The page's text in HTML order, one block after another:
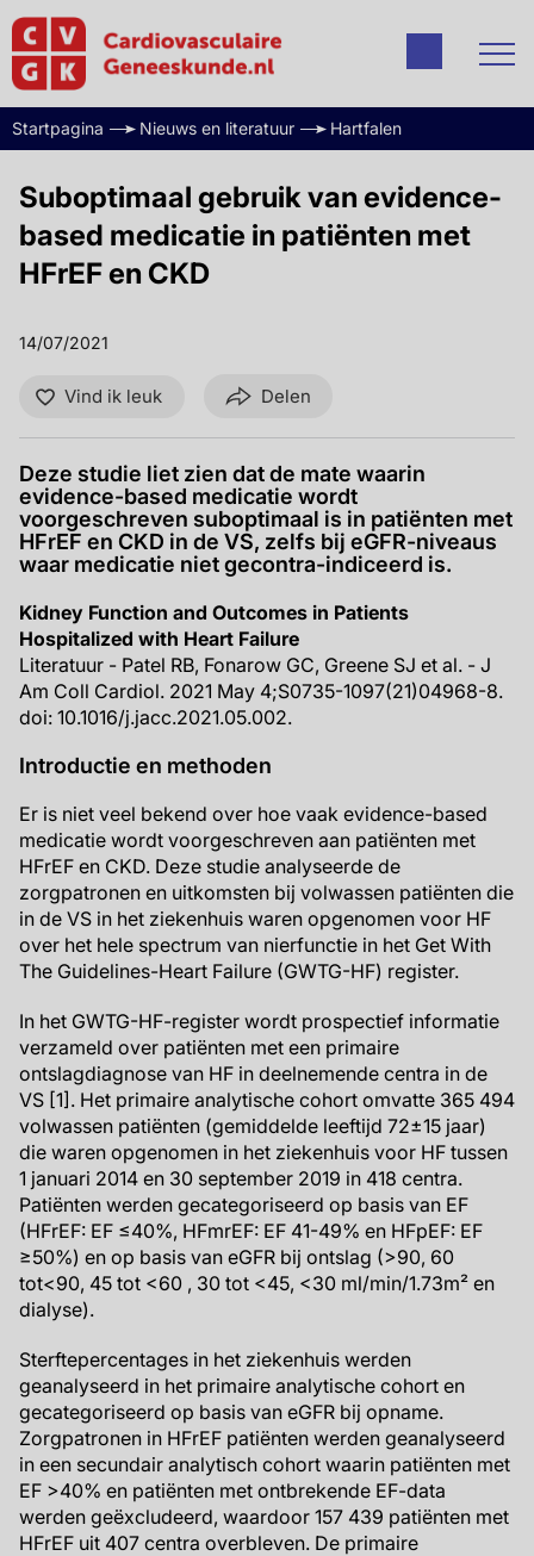
Startpagina Nieuws en literatuur Hartfalen
Suboptimaal gebruik van evidence-
based medicatie in patiënten met
HFrEF en CKD
14/07/2021
Vind ik leuk Delen
Deze studie liet zien dat de mate waarin
evidence-based medicatie wordt
voorgeschreven suboptimaal is in patiënten met
HFrEF en CKD in de VS, zelfs bij eGFR-niveaus
waar medicatie niet gecontra-indiceerd is.
Kidney Function and Outcomes in Patients
Hospitalized with Heart Failure
Literatuur - Patel RB, Fonarow GC, Greene SJ et al. - J
Am Coll Cardiol. 2021 May 4;S0735-1097(21)04968-8.
doi: 10.1016/j.jacc.2021.05.002.
Introductie en methoden
Er is niet veel bekend over hoe vaak evidence-based
medicatie wordt voorgeschreven aan patiënten met
HFrEF en CKD. Deze studie analyseerde de
zorgpatronen en uitkomsten bij volwassen patiënten die
in de VS in het ziekenhuis waren opgenomen voor HF
over het hele spectrum van nierfunctie in het Get With
The Guidelines-Heart Failure (GWTG-HF) register.
In het GWTG-HF-register wordt prospectief informatie
verzameld over patiënten met een primaire
ontslagdiagnose van HF in deelnemende centra in de
VS [1]. Het primaire analytische cohort omvatte 365 494
volwassen patiënten (gemiddelde leeftijd 72±15 jaar)
die waren opgenomen in het ziekenhuis voor HF tussen
1 januari 2014 en 30 september 2019 in 418 centra.
Patiënten werden gecategoriseerd op basis van EF
(HFrEF: EF ≤40%, HFmrEF: EF 41-49% en HFpEF: EF
≥50%) en op basis van eGFR bij ontslag (>90, 60
tot<90, 45 tot <60 , 30 tot <45, <30 ml/min/1.73m² en
dialyse).
Sterftepercentages in het ziekenhuis werden
geanalyseerd in het primaire analytische cohort en
gecategoriseerd op basis van eGFR bij opname.
Zorgpatronen in HFrEF patiënten werden geanalyseerd
in een secundair analytisch cohort waarin patiënten met
EF >40% en patiënten met ontbrekende EF-data
werden geëxcludeerd, waardoor 157 439 patiënten met
HFrEF uit 407 centra overbleven. De primaire